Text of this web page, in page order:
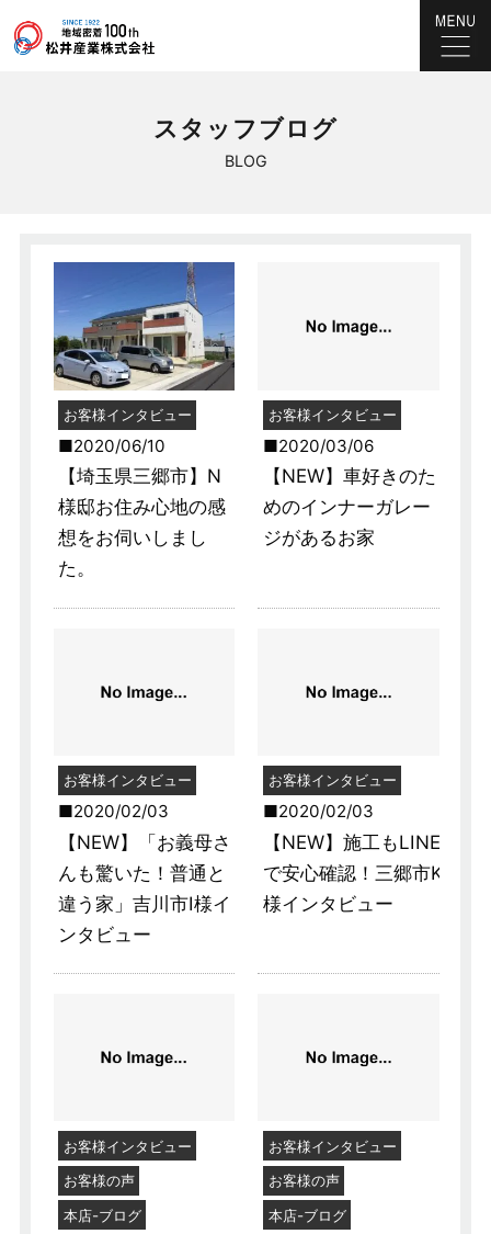
BLOG
スタッフブログ
お客様インタビュー
2020/06/10
【埼玉県三郷市】N
様邸お住み心地の感
想をお伺いしまし
た。
お客様インタビュー
2020/03/06
【NEW】車好きのた
めのインナーガレー
ジがあるお家
お客様インタビュー
2020/02/03
【NEW】「お義母さ
んも驚いた！普通と
違う家」吉川市I様イ
ンタビュー
お客様インタビュー
2020/02/03
【NEW】施工もLINE
で安心確認！三郷市K
様インタビュー
お客様インタビュー
お客様の声
本店-ブログ
お客様インタビュー
お客様の声
本店-ブログ